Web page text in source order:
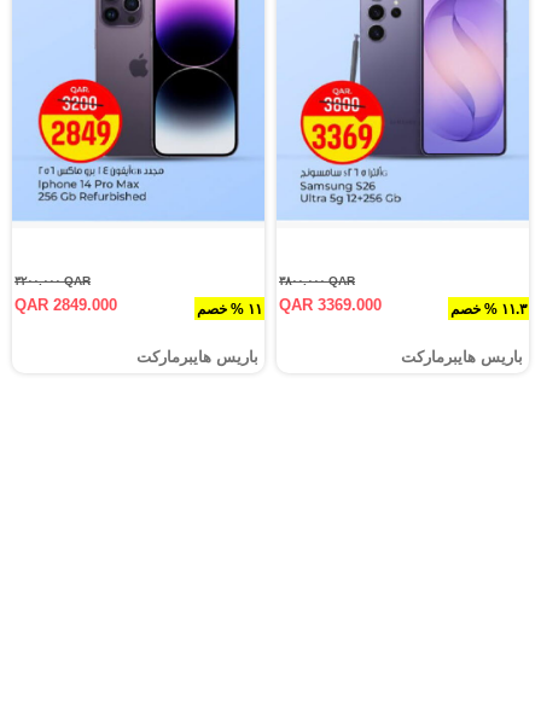
١١.٣ % خصم
QAR ٣٨٠٠.٠٠٠
QAR 3369.000
باريس هايبرماركت
١١ % خصم
QAR ٣٢٠٠.٠٠٠
QAR 2849.000
باريس هايبرماركت